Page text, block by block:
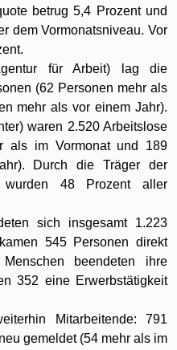
betrug 5,4 Prozent und
dem Vormonatsniveau. Vor
für Arbeit) lag die
(62 Personen mehr als
mehr als vor einem Jahr).
waren 2.520 Arbeitslose
als im Vormonat und 189
Durch die Träger der
wurden 48 Prozent aller
sich insgesamt 1.223
545 Personen direkt
beendeten ihre
352 eine Erwerbstätigkeit
Mitarbeitende: 791
gemeldet (54 mehr als im